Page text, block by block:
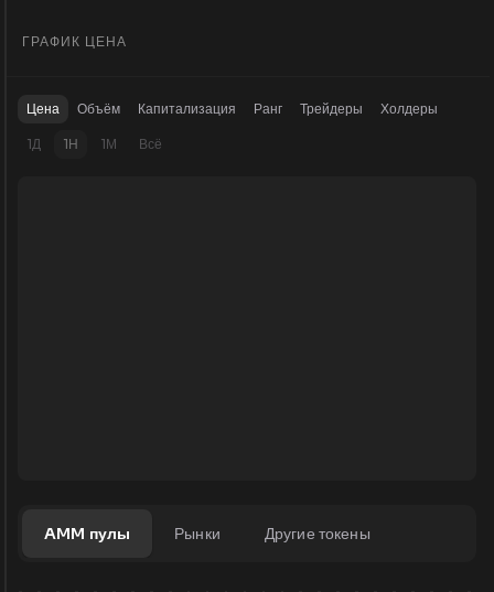
ГРАФИК ЦЕНА
Цена Объём Капитализация Ранг Трейдеры Холдеры
1Д 1Н 1М Всё
AMM пулы Рынки Другие токены